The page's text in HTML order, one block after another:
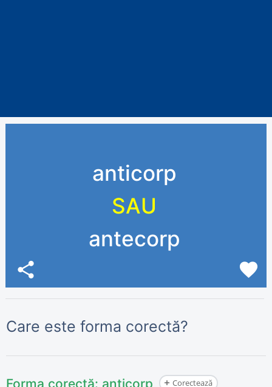
anticorp
SAU
antecorp
share favorite
Care este forma corectă?
Forma corectă: anticorp Corectează